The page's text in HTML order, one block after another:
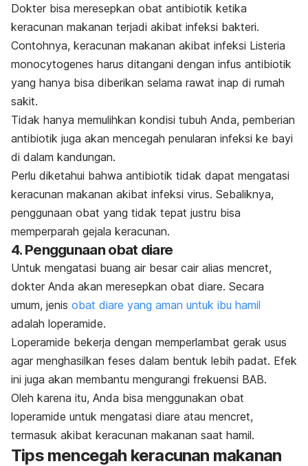
Dokter bisa meresepkan obat antibiotik ketika
keracunan makanan terjadi akibat infeksi bakteri.
Contohnya, keracunan makanan akibat infeksi Listeria
monocytogenes harus ditangani dengan infus antibiotik
yang hanya bisa diberikan selama rawat inap di rumah
sakit.
Tidak hanya memulihkan kondisi tubuh Anda, pemberian
antibiotik juga akan mencegah penularan infeksi ke bayi
di dalam kandungan.
Perlu diketahui bahwa antibiotik tidak dapat mengatasi
keracunan makanan akibat infeksi virus. Sebaliknya,
penggunaan obat yang tidak tepat justru bisa
memperparah gejala keracunan.
4. Penggunaan obat diare
Untuk mengatasi buang air besar cair alias mencret,
dokter Anda akan meresepkan obat diare. Secara
umum, jenis obat diare yang aman untuk ibu hamil
adalah loperamide.
Loperamide bekerja dengan memperlambat gerak usus
agar menghasilkan feses dalam bentuk lebih padat. Efek
ini juga akan membantu mengurangi frekuensi BAB.
Oleh karena itu, Anda bisa menggunakan obat
loperamide untuk mengatasi diare atau mencret,
termasuk akibat keracunan makanan saat hamil.
Tips mencegah keracunan makanan